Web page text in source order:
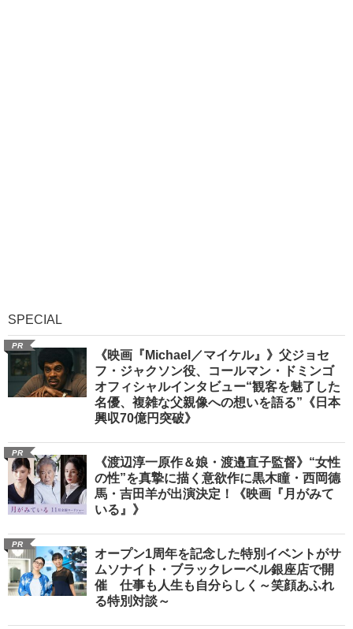
SPECIAL
PR
《映画『Michael／マイケル』》父ジョセ
フ・ジャクソン役、コールマン・ドミンゴ
オフィシャルインタビュー“観客を魅了した
名優、複雑な父親像への想いを語る”《日本
興収70億円突破》
PR
《渡辺淳一原作＆娘・渡邉直子監督》“女性
の性”を真摯に描く意欲作に黒木瞳・西岡德
馬・吉田羊が出演決定！《映画『月がみて
いる』》
PR
オープン1周年を記念した特別イベントがサ
ムソナイト・ブラックレーベル銀座店で開
催 仕事も人生も自分らしく～笑顔あふれ
る特別対談～